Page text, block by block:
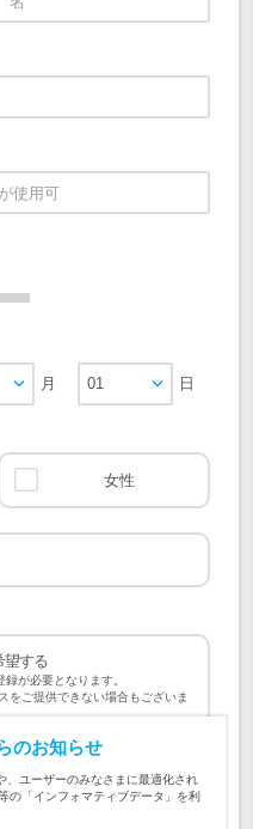
月 01 日
女性
望する
が必要となります。
をご提供できない場合もございま
マイナビ転職AGENT
人情報の取り扱い および
のお知らせ
ユーザーのみなさまに最適化され
の「インフォマティブデータ」を利